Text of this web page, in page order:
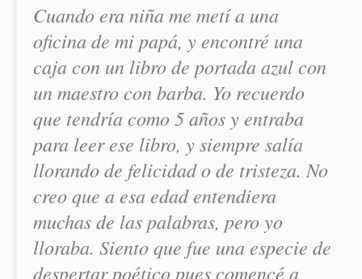
Cuando era niña me metí a una
oficina de mi papá, y encontré una
caja con un libro de portada azul con
un maestro con barba. Yo recuerdo
que tendría como 5 años y entraba
para leer ese libro, y siempre salía
llorando de felicidad o de tristeza. No
creo que a esa edad entendiera
muchas de las palabras, pero yo
lloraba. Siento que fue una especie de
despertar poético pues comencé a